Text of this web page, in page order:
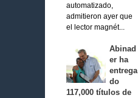
automatizado,
admitieron ayer que
el lector magnét...
Abinad
er ha
entrega
do
117,000 títulos de